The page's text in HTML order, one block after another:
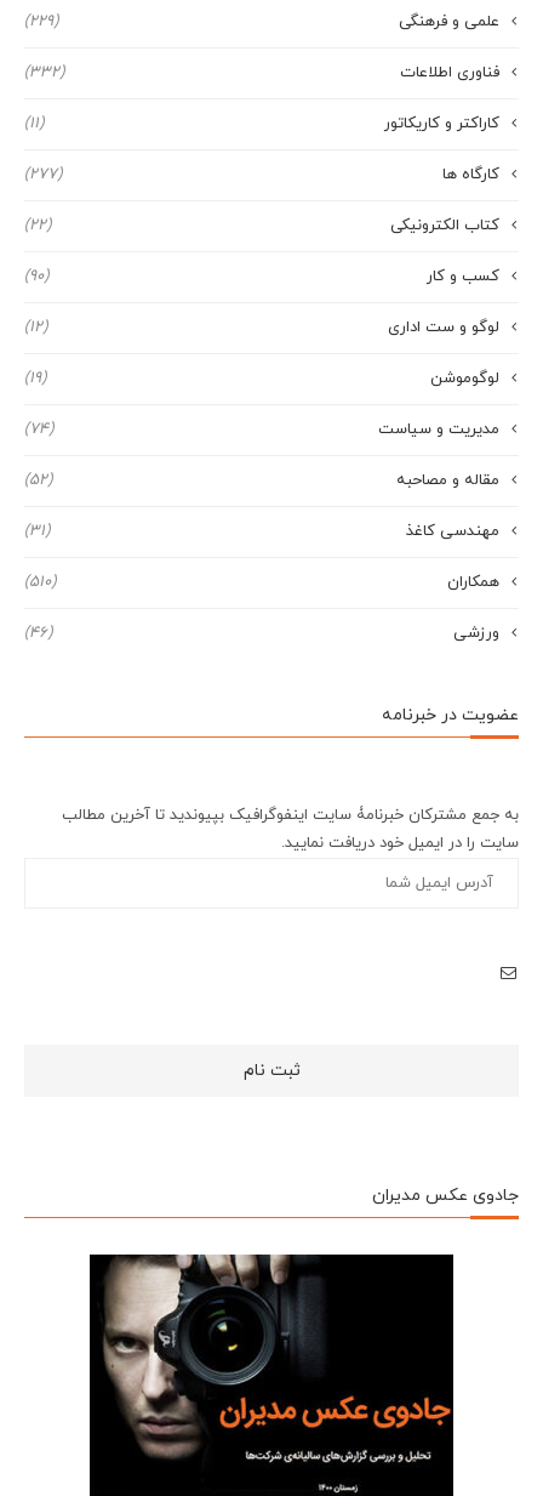
علمی و فرهنگی (229)
فناوری اطلاعات (332)
کاراکتر و کاریکاتور (11)
کارگاه ها (277)
کتاب الکترونیکی (22)
کسب و کار (90)
لوگو و ست اداری (12)
لوگوموشن (19)
مدیریت و سیاست (74)
مقاله و مصاحبه (52)
مهندسی کاغذ (31)
همکاران (510)
ورزشی (46)
عضویت در خبرنامه
به جمع مشترکان خبرنامۀ سایت اینفوگرافیک بپیوندید تا آخرین مطالب
سایت را در ایمیل خود دریافت نمایید.
جادوی عکس مدیران